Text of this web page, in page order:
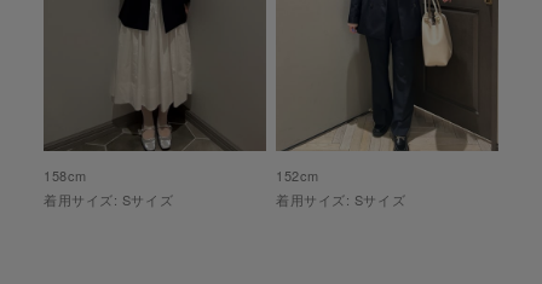
158cm
着用サイズ: Sサイズ
152cm
着用サイズ: Sサイズ